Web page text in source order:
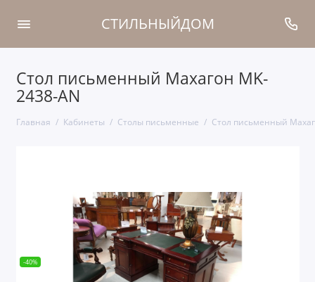
СТИЛЬНЫЙДОМ
Стол письменный Махагон MK-
2438-AN
Главная Кабинеты Столы письменные Стол письменный
-40%